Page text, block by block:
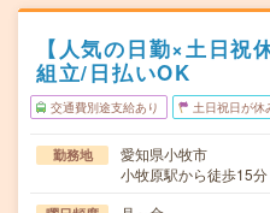
【人気の日勤×土日祝
組立/日払いOK
交通費別途支給あり 土日祝日が休
勤務地
愛知県小牧市
小牧原駅から徒歩15分